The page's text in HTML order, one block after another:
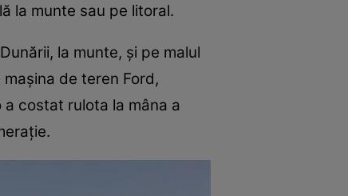
la munte sau pe litoral.
la munte, şi pe malul
de teren Ford,
costat rulota la mâna a